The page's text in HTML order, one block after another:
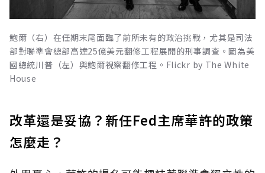
鮑爾（右）在任期末尾面臨了前所未有的政治挑戰，尤其是司法
部對聯準會總部高達25億美元翻修工程展開的刑事調查。圖為美
國總統川普（左）與鮑爾視察翻修工程。Flickr by The White
House
改革還是妥協？新任Fed主席華許的政策
怎麼走？